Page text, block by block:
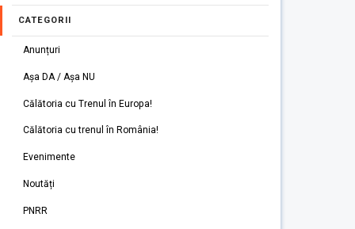
CATEGORII
Anunțuri
Așa DA / Așa NU
Călătoria cu Trenul în Europa!
Călătoria cu trenul în România!
Evenimente
Noutăți
PNRR